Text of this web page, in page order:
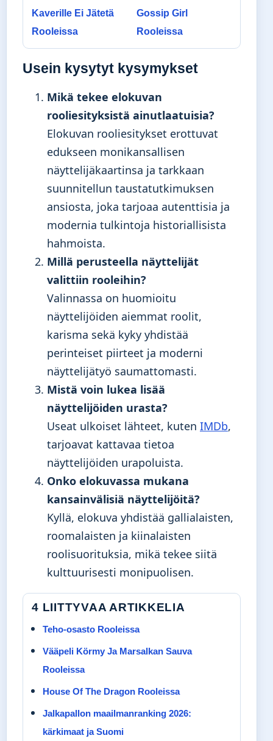
Kaverille Ei Jätetä
Rooleissa
Gossip Girl
Rooleissa
Usein kysytyt kysymykset
Mikä tekee elokuvan
rooliesityksistä ainutlaatuisia?
Elokuvan rooliesitykset erottuvat
edukseen monikansallisen
näyttelijäkaartinsa ja tarkkaan
suunnitellun taustatutkimuksen
ansiosta, joka tarjoaa autenttisia ja
modernia tulkintoja historiallisista
hahmoista.
Millä perusteella näyttelijät
valittiin rooleihin?
Valinnassa on huomioitu
näyttelijöiden aiemmat roolit,
karisma sekä kyky yhdistää
perinteiset piirteet ja moderni
näyttelijätyö saumattomasti.
Mistä voin lukea lisää
näyttelijöiden urasta?
Useat ulkoiset lähteet, kuten IMDb,
tarjoavat kattavaa tietoa
näyttelijöiden urapoluista.
Onko elokuvassa mukana
kansainvälisiä näyttelijöitä?
Kyllä, elokuva yhdistää gallialaisten,
roomalaisten ja kiinalaisten
roolisuorituksia, mikä tekee siitä
kulttuurisesti monipuolisen.
4 LIITTYVAA ARTIKKELIA
Teho-osasto Rooleissa
Vääpeli Körmy Ja Marsalkan Sauva
Rooleissa
House Of The Dragon Rooleissa
Jalkapallon maailmanranking 2026:
kärkimaat ja Suomi